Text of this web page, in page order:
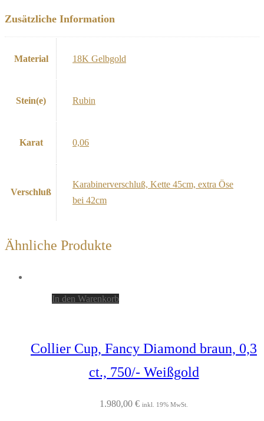
Zusätzliche Information
Material 18K Gelbgold
Stein(e) Rubin
Karat 0,06
Verschluß
Karabinerverschluß, Kette 45cm, extra Öse
bei 42cm
Ähnliche Produkte
In den Warenkorb
Collier Cup, Fancy Diamond braun, 0,3
ct., 750/- Weißgold
1.980,00 € inkl. 19% MwSt.